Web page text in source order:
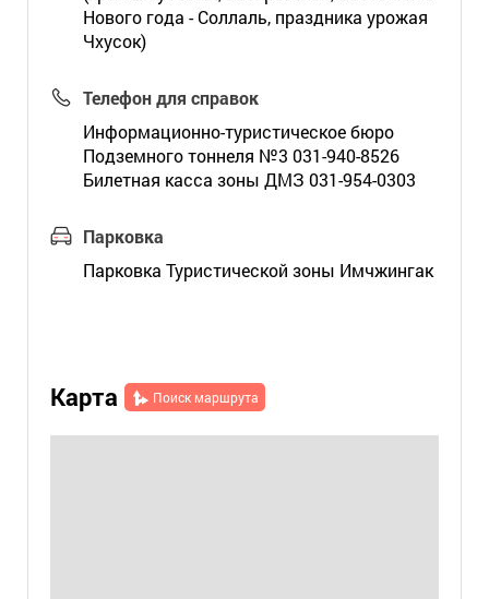
Нового года - Соллаль, праздника урожая
Чхусок)
Телефон для справок
Информационно-туристическое бюро
Подземного тоннеля №3 031-940-8526
Билетная касса зоны ДМЗ 031-954-0303
Парковка
Парковка Туристической зоны Имчжингак
Карта Поиск маршрута